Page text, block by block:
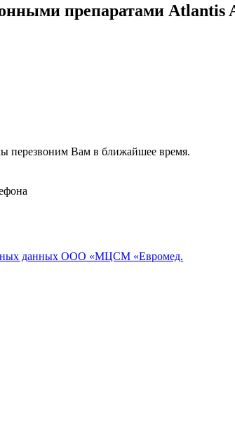
препаратами Atlantis
перезвоним Вам в ближайшее время.
данных ООО «МЦСМ «Евромед.